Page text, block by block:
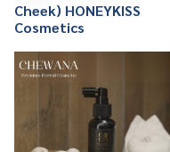
Cheek) HONEYKISS
Cosmetics